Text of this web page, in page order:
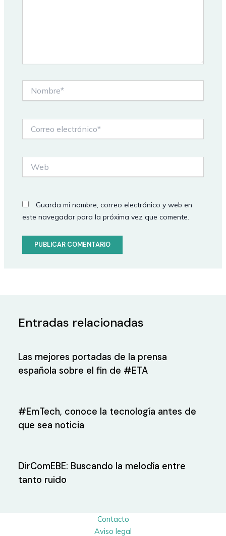
electrónico*
Guarda mi nombre, correo electrónico y web en
este navegador para la próxima vez que comente.
Entradas relacionadas
Las mejores portadas de la prensa
española sobre el fin de #ETA
#EmTech, conoce la tecnología antes de
que sea noticia
DirComEBE: Buscando la melodía entre
tanto ruido
Contacto
Aviso legal